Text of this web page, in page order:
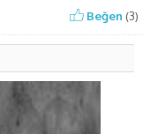
Beğen (3)